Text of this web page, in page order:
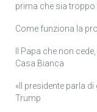
prima che sia troppo
Come funziona la
Il Papa che non
Casa Bianca
«Il presidente parla
Trump